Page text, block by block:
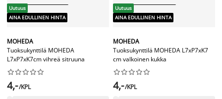
Uutuus
AINA EDULLINEN HINTA
MOHEDA
Tuoksukynttilä MOHEDA
L7xP7xK7cm vihreä sitruuna






4,-/KPL
Uutuus
AINA EDULLINEN HINTA
MOHEDA
Tuoksukynttilä MOHEDA L7xP7xK7
cm valkoinen kukka






4,-/KPL